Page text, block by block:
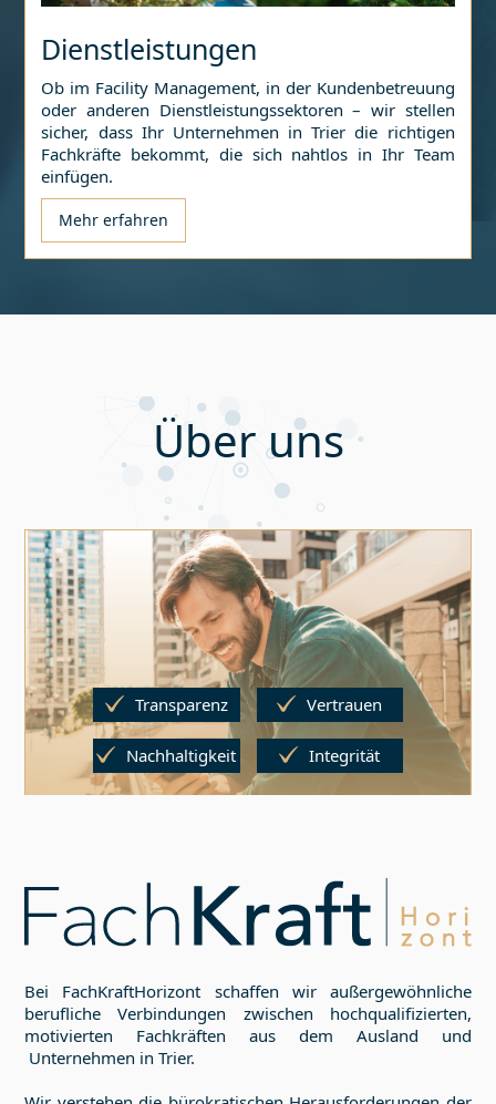
Dienstleistungen
Ob im Facility Management, in der Kundenbetreuung
oder anderen Dienstleistungssektoren – wir stellen
sicher, dass Ihr Unternehmen inTrier die richtigen
Fachkräfte bekommt, die sich nahtlos in Ihr Team
einfügen.
Mehr erfahren
Über uns
Bei FachKraftHorizont schaffen wir außergewöhnliche
berufliche Verbindungen zwischen hochqualifizierten,
motivierten Fachkräften aus dem Ausland und
Unternehmen inTrier.
Transparenz Vertrauen
Nachhaltigkeit Integrität